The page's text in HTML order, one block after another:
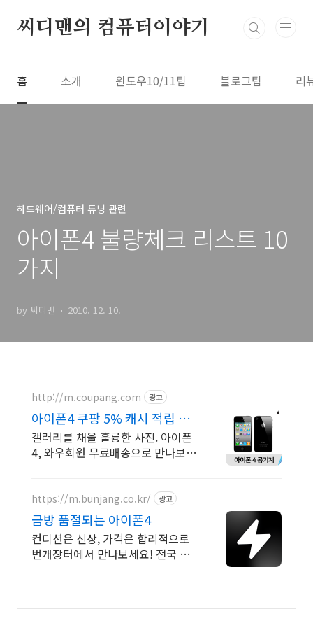
씨디맨의 컴퓨터이야기
홈 소개 윈도우10/11팁 블로그팁 리
하드웨어/컴퓨터 튜닝 관련
아이폰4 불량체크 리스트 10
가지
by 씨디맨 2010. 12. 10.
http://m.coupang.com 광고
아이폰4 쿠팡 5% 캐시 적립 혜
택
갤러리를 채울 훌륭한 사진. 아이폰
4, 와우회원 무료배송으로 만나보세
만나보세요.
https://m.bunjang.co.kr/ 광고
금방 품절되는 아이폰4
컨디션은 신상, 가격은 합리적으로
번개장터에서 만나보세요! 전국 각